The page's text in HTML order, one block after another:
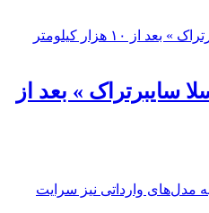
سایبرتراک » بعد از